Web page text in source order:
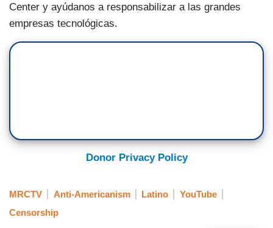
Center y ayúdanos a responsabilizar a las grandes
empresas tecnológicas.
Donor Privacy Policy
MRCTV Anti-Americanism Latino
YouTube
Censorship